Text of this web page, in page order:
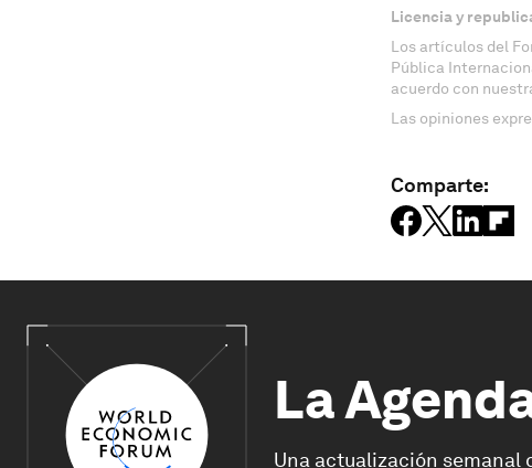
Licencia y
Los artículos del
Pública
acuerdo con
Las opiniones
Comparte:
La
Una actualización semanal